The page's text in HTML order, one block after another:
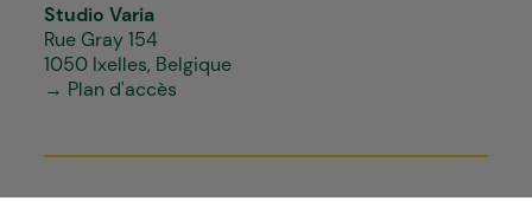
Studio Varia
Rue Gray 154
1050 Ixelles, Belgique
→ Plan d'accès